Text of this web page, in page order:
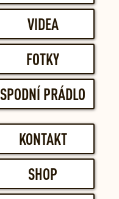
VIDEA
FOTKY
SPODNÍ PRÁDLO
KONTAKT
SHOP